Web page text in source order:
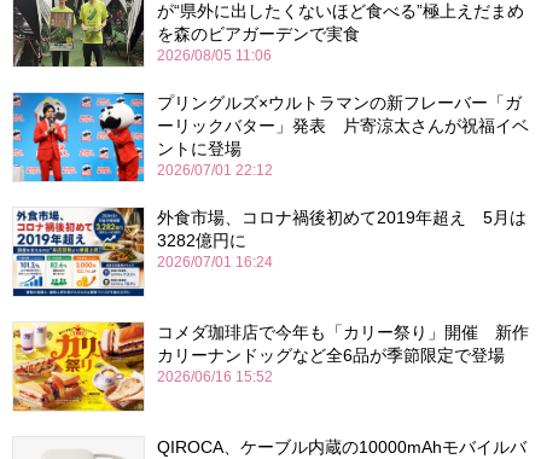
が“県外に出したくないほど食べる”極上えだまめ
を森のビアガーデンで実食
2026/08/05 11:06
プリングルズ×ウルトラマンの新フレーバー「ガ
ーリックバター」発表 片寄涼太さんが祝福イベ
ントに登場
2026/07/01 22:12
外食市場、コロナ禍後初めて2019年超え 5月は
3282億円に
2026/07/01 16:24
コメダ珈琲店で今年も「カリー祭り」開催 新作
カリーナンドッグなど全6品が季節限定で登場
2026/06/16 15:52
QIROCA、ケーブル内蔵の10000mAhモバイルバ